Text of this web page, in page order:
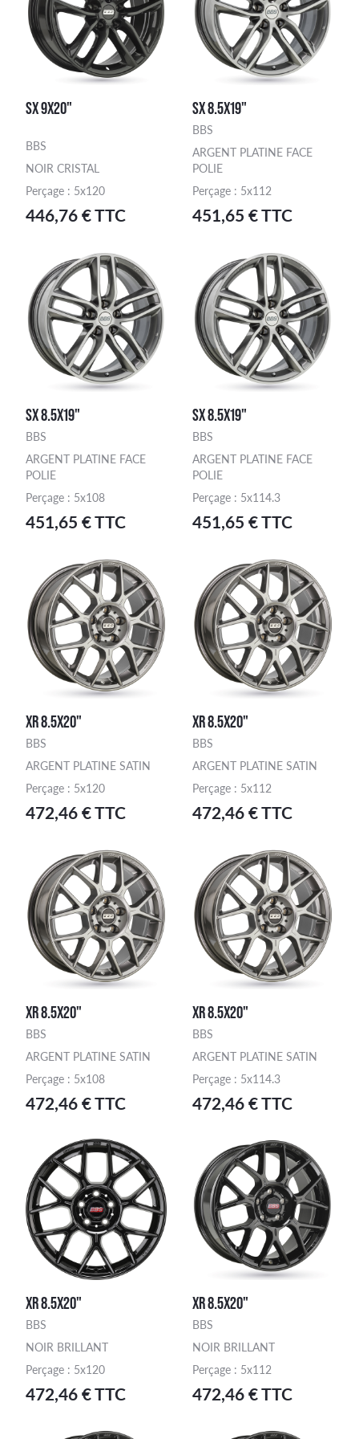
SX 9X20"
BBS
NOIR CRISTAL
Perçage : 5x120
446,76 € TTC
SX 8.5X19"
BBS
ARGENT PLATINE FACE
POLIE
Perçage : 5x112
451,65 € TTC
SX 8.5X19"
BBS
ARGENT PLATINE FACE
POLIE
Perçage : 5x108
451,65 € TTC
SX 8.5X19"
BBS
ARGENT PLATINE FACE
POLIE
Perçage : 5x114.3
451,65 € TTC
XR 8.5X20"
BBS
ARGENT PLATINE SATIN
Perçage : 5x120
472,46 € TTC
XR 8.5X20"
BBS
ARGENT PLATINE SATIN
Perçage : 5x112
472,46 € TTC
XR 8.5X20"
BBS
ARGENT PLATINE SATIN
Perçage : 5x108
472,46 € TTC
XR 8.5X20"
BBS
ARGENT PLATINE SATIN
Perçage : 5x114.3
472,46 € TTC
XR 8.5X20"
BBS
NOIR BRILLANT
Perçage : 5x120
472,46 € TTC
XR 8.5X20"
BBS
NOIR BRILLANT
Perçage : 5x112
472,46 € TTC